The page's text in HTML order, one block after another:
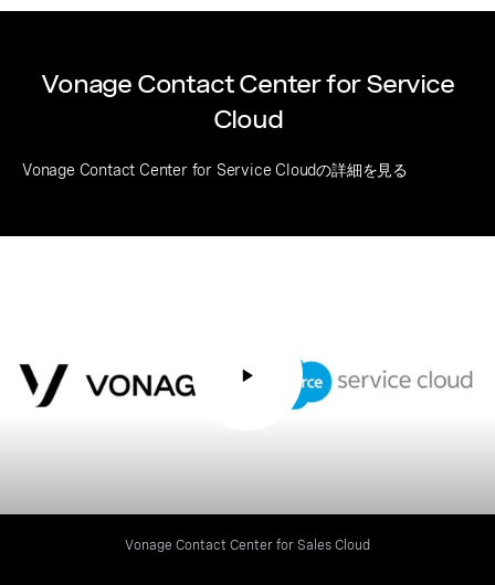
Vonage Contact Center for Service
Cloud
Vonage Contact Center for Service Cloudの詳細を見る
Vonage Contact Center for Sales Cloud